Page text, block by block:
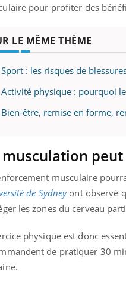
pour profiter des
LE MÊME THÈME
Sport : les risques de
Activité physique : pourquoi
Bien-être, remise en forme,
musculation
musculaire
de Sydneyont observé
les zones du cerveau
physique est donc
de pratiquer 30
lui, un tout nouveau
plage, piscine,
plein air… Nos mains